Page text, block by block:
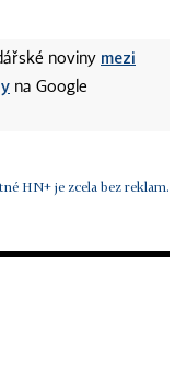
noviny mezi
na Google
HN+ je zcela bez reklam.